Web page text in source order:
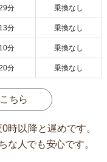
分 乗換なし
分 乗換なし
分 乗換なし
分 乗換なし
ちら
時以降と遅めです。
な人でも安心です。